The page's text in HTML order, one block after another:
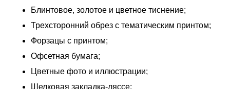
Блинтовое, золотое и цветное тиснение;
Трехсторонний обрез с тематическим принтом;
Форзацы с принтом;
Офсетная бумага;
Цветные фото и иллюстрации;
Шелковая закладка-ляссе;